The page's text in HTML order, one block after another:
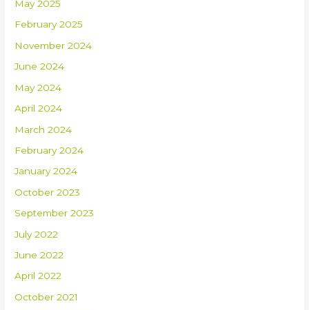
May 2025
February 2025
November 2024
June 2024
May 2024
April 2024
March 2024
February 2024
January 2024
October 2023
September 2023
July 2022
June 2022
April 2022
October 2021